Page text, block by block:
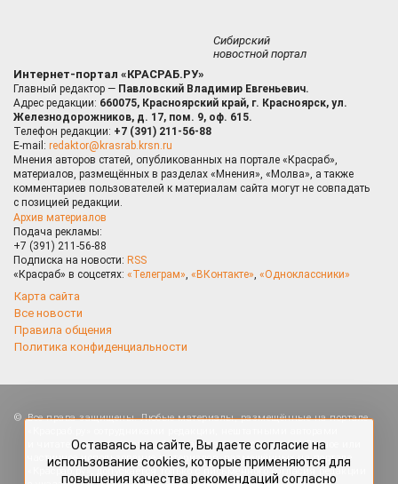
Сибирский
новостной портал
Интернет-портал «КРАСРАБ.РУ»
Главный редактор — Павловский Владимир Евгеньевич.
Адрес редакции: 660075, Красноярский край, г. Красноярск, ул.
Железнодорожников, д. 17, пом. 9, оф. 615.
Телефон редакции: +7 (391) 211-56-88
E-mail: redaktor@krasrab.krsn.ru
Мнения авторов статей, опубликованных на портале «Красраб»,
материалов, размещённых в разделах «Мнения», «Молва», а также
комментариев пользователей к материалам сайта могут не совпадать
с позицией редакции.
Архив материалов
Подача рекламы:
+7 (391) 211-56-88
Подписка на новости: RSS
«Красраб» в соцсетях: «Телеграм», «ВКонтакте», «Одноклассники»
Карта сайта
Все новости
Правила общения
Политика конфиденциальности
Все права защищены. Любые материалы, размещённые на портале
и читателями, являются объектами авторского права. Полное или
частичное использование материалов, размещённых на портале
«Красраб.ру», допускается только с письменного согласия редакции
использование cookies, которые применяются для
повышения качества рекомендаций согласно
. Отказаться от cookies, можно через
настройки Вашего браузера.